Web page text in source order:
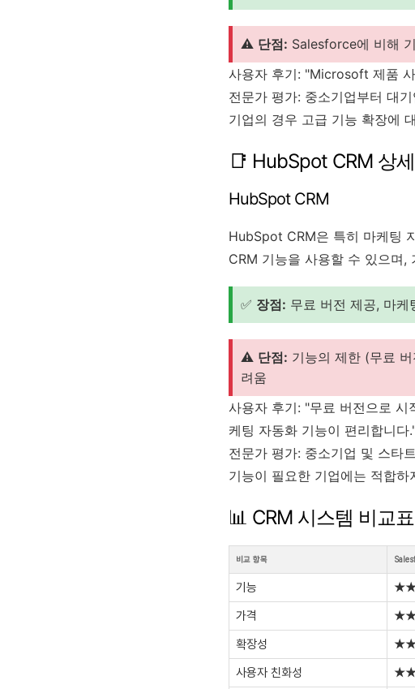
⚠️ 단점: Salesforce에 비해
사용자 후기: "Microsoft 제품
전문가 평가: 중소기업부터 대
기업의 경우 고급 기능 확장에
📑 HubSpot CRM 상
HubSpot CRM
HubSpot CRM은 특히 마케팅
CRM 기능을 사용할 수 있으며,
✅ 장점: 무료 버전 제공, 마케
⚠️ 단점: 기능의 제한 (무료
려움
사용자 후기: "무료 버전으로
케팅 자동화 기능이 편리합니다
전문가 평가: 중소기업 및 스타
기능이 필요한 기업에는 적합하
📊 CRM 시스템 비교표
비교 항목
기능
가격
확장성
사용자 친화성